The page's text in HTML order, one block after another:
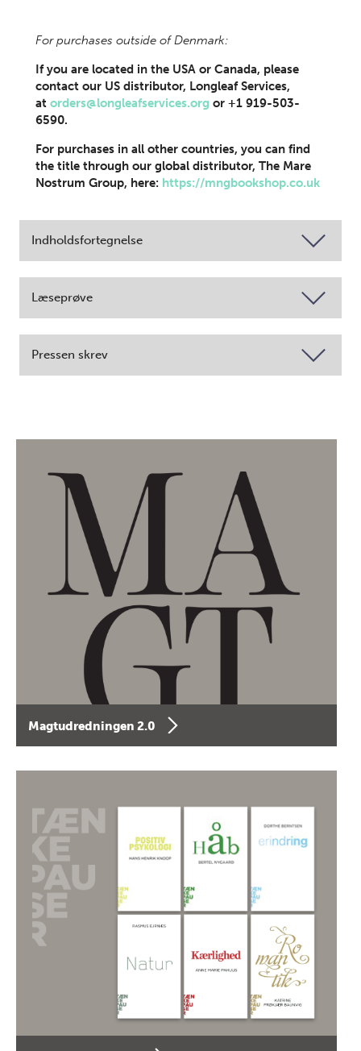
For purchases outside of Denmark:
If you are located in the USA or Canada, please
contact our US distributor, Longleaf Services,
at orders@longleafservices.org or +1 919-503-
6590.
For purchases in all other countries, you can find
the title through our global distributor, The Mare
Nostrum Group, here: https://mngbookshop.co.uk
Indholdsfortegnelse
Læseprøve
Pressen skrev
Magtudredningen 2.0